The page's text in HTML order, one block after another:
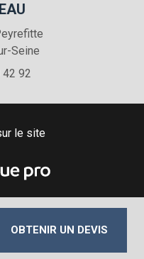
OBTENIR UN DEVIS
Seine
92
le site
l'eau